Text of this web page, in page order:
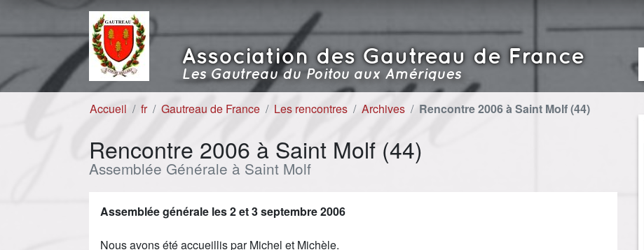
Aller au contenu
Aller à la navigation
Association des Gautreau de France
Les Gautreau du Poitou aux Amériques
Accueil fr Gautreau de France Les rencontres Archives Rencontre 2006 à Saint Molf (44)
Rencontre 2006 à Saint Molf (44)
Assemblée Générale à Saint Molf
Assemblée générale les 2 et 3 septembre 2006
Nous avons été accueillis par Michel et Michèle.